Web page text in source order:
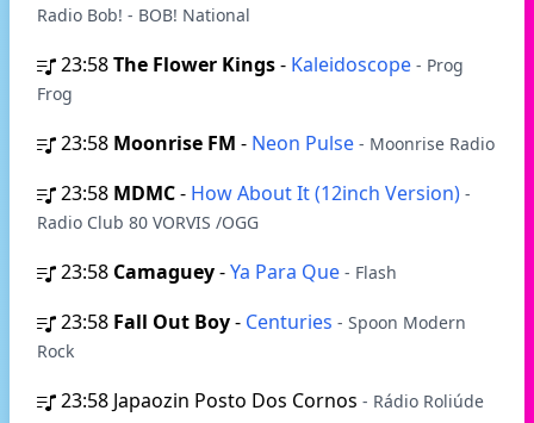
Radio Bob! - BOB! National
23:58The Flower Kings- Kaleidoscope - Prog
Frog
23:58 Moonrise FM - Neon Pulse - Moonrise Radio
23:58 MDMC- How About It (12inch Version) -
Radio Club 80 VORVIS /OGG
23:58 Camaguey-Ya Para Que - Flash
23:58 Fall Out Boy- Centuries - Spoon Modern
Rock
23:58 Japaozin Posto Dos Cornos - Rádio Roliúde